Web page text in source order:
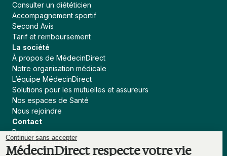
Consulter un diététicien
Accompagnement sportif
Second Avis
Tarif et remboursement
La société
À propos de MédecinDirect
Notre organisation médicale
L’équipe MédecinDirect
Solutions pour les mutuelles et assureurs
Nos espaces de Santé
Nous rejoindre
Contact
Presse
Assureur, courtier
Collectivités
Continuer sans accepter
MédecinDirect respecte votre vie